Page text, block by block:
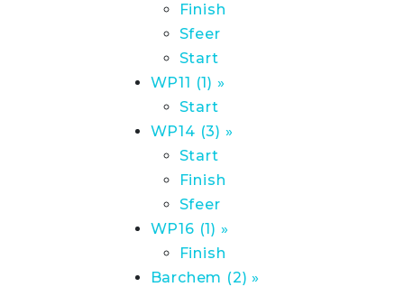
Finish
Sfeer
Start
WP11 (1) »
Start
WP14 (3) »
Start
Finish
Sfeer
WP16 (1) »
Finish
Barchem (2) »